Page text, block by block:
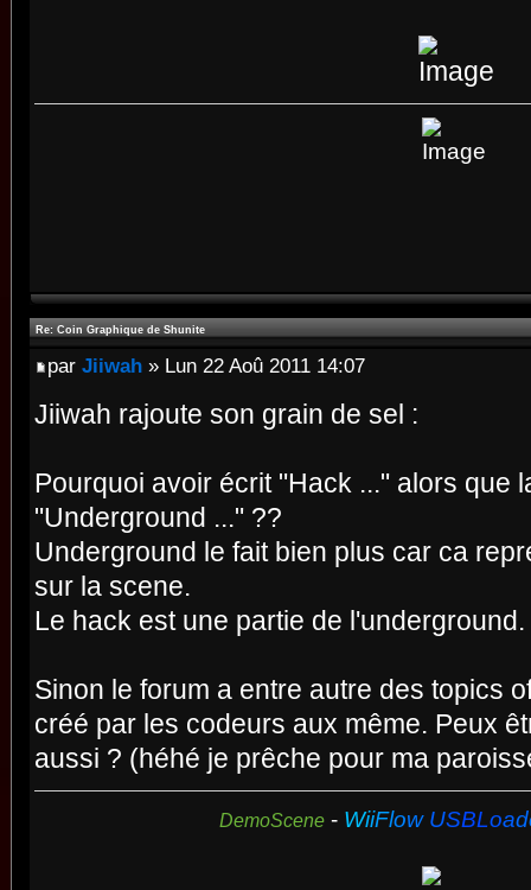
Re: Coin Graphique de Shunite
par Jiiwah » Lun 22 Aoû 2011 14:07
Jiiwah rajoute son grain de sel :
Pourquoi avoir écrit "Hack ..." alors que
"Underground ..." ??
Underground le fait bien plus car ca
sur la scene.
Le hack est une partie de l'underground.
Sinon le forum a entre autre des topics
créé par les codeurs aux même. Peux
aussi ? (héhé je prêche pour ma
DemoScene - WiiFlow USBLoad